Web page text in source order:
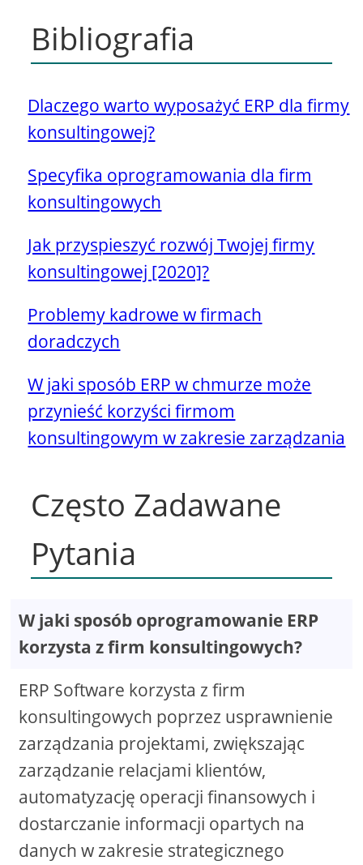
Bibliografia
Dlaczego warto wyposażyć ERP dla firmy
konsultingowej?
Specyfika oprogramowania dla firm
konsultingowych
Jak przyspieszyć rozwój Twojej firmy
konsultingowej [2020]?
Problemy kadrowe w firmach
doradczych
W jaki sposób ERP w chmurze może
przynieść korzyści firmom
konsultingowym w zakresie zarządzania
Często Zadawane
Pytania
W jaki sposób oprogramowanie ERP
korzysta z firm konsultingowych?
ERP Software korzysta z firm
konsultingowych poprzez usprawnienie
zarządzania projektami, zwiększając
zarządzanie relacjami klientów,
automatyzację operacji finansowych i
dostarczanie informacji opartych na
danych w zakresie strategicznego